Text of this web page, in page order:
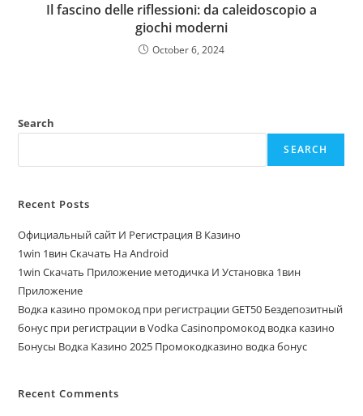
Il fascino delle riflessioni: da caleidoscopio a
giochi moderni
October 6, 2024
Search
SEARCH
Recent Posts
Официальный сайт И Регистрация В Казино
1win 1вин Скачать На Android
1win Скачать Приложение методичка И Установка 1вин
Приложение
Водка казино промокод при регистрации GET50 Бездепозитный
бонус при регистрации в Vodka Casinoпромокод водка казино
Бонусы Водка Казино 2025 Промокодказино водка бонус
Recent Comments